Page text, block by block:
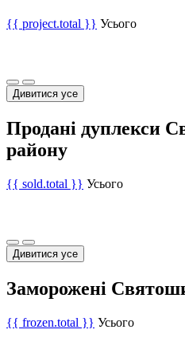
{{ project.total }} Усього
Дивитися усе
Продані дуплекси
району
{{ sold.total }} Усього
Дивитися усе
Заморожені
{{ frozen.total }} Усього